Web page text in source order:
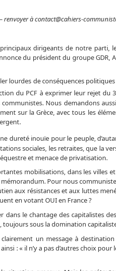
renvoyer à contact@cahiers-
dirigeants de notre parti,
du président du groupe GDR,
lourdes de conséquences
du PCF à exprimer leur rejet du 3
Nous demandons
sur la Grèce, avec tous les
dureté inouïe pour le peuple,
sociales, les retraites, que la
et menace de privatisation.
mobilisations, dans les villes
Pour nous
aux résistances et aux luttes
en votant OUI en France ?
le chantage des capitalistes
toujours sous la domination
un message à
: « il n’y a pas d’autres choix pour